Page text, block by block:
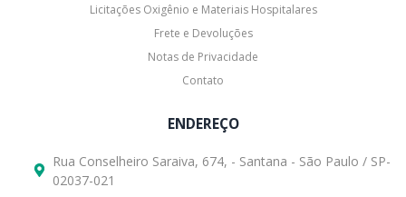
Licitações Oxigênio e Materiais Hospitalares
Frete e Devoluções
Notas de Privacidade
Contato
ENDEREÇO
Rua Conselheiro Saraiva, 674, - Santana - São Paulo / SP-
02037-021